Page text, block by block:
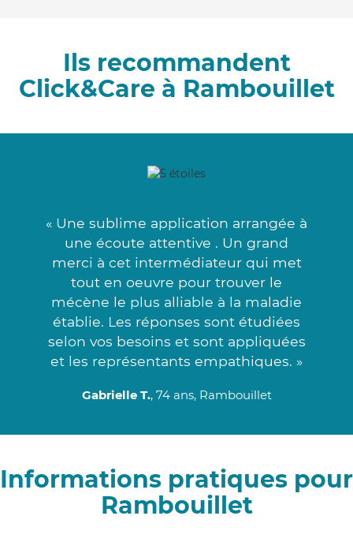
Ils recommandent
Click&Care à Rambouillet
« Une sublime application arrangée à
une écoute attentive . Un grand
merci à cet intermédiateur qui met
tout en oeuvre pour trouver le
mécène le plus alliable à la maladie
établie. Les réponses sont étudiées
selon vos besoins et sont appliquées
et les représentants empathiques. »
Gabrielle T., 74 ans, Rambouillet
Informations pratiques pour
Rambouillet